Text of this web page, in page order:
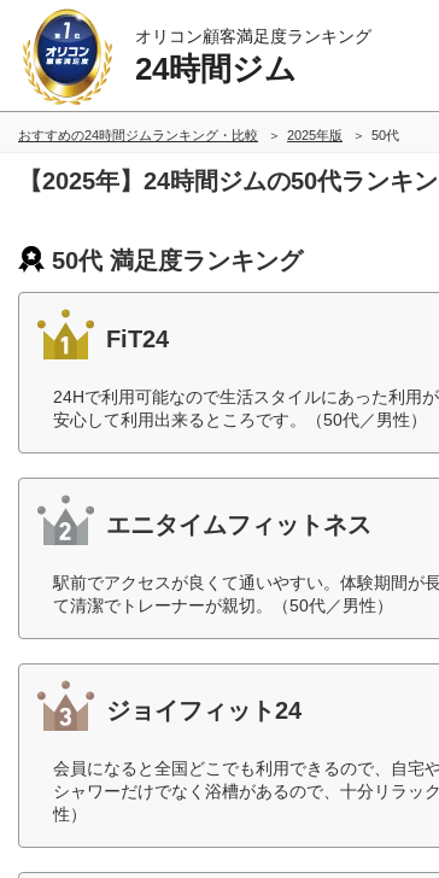
オリコン顧客満足度ランキング
24時間ジム
おすすめの24時間ジムランキング・比較 2025年版 50代
【2025年】24時間ジムの50代ランキ
50代 満足度ランキング
FiT24
24Hで利用可能なので生活スタイルにあった利用
安心して利用出来るところです。（50代／男性）
エニタイムフィットネス
駅前でアクセスが良くて通いやすい。体験期間が
て清潔でトレーナーが親切。（50代／男性）
ジョイフィット24
会員になると全国どこでも利用できるので、自宅
シャワーだけでなく浴槽があるので、十分リラッ
性）